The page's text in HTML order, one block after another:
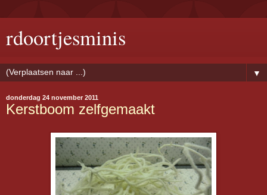
rdoortjesminis
▼
donderdag 24 november 2011
Kerstboom zelfgemaakt